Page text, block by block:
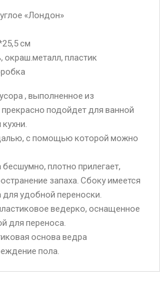
«Лондон»
см
окраш.металл, пластик
, выполненное из
подойдет для ванной
с помощью которой можно
плотно прилегает,
запаха. Сбоку имеется
для удобной переноски.
ведерко, оснащенное
для переноса.
основа ведра
пола.